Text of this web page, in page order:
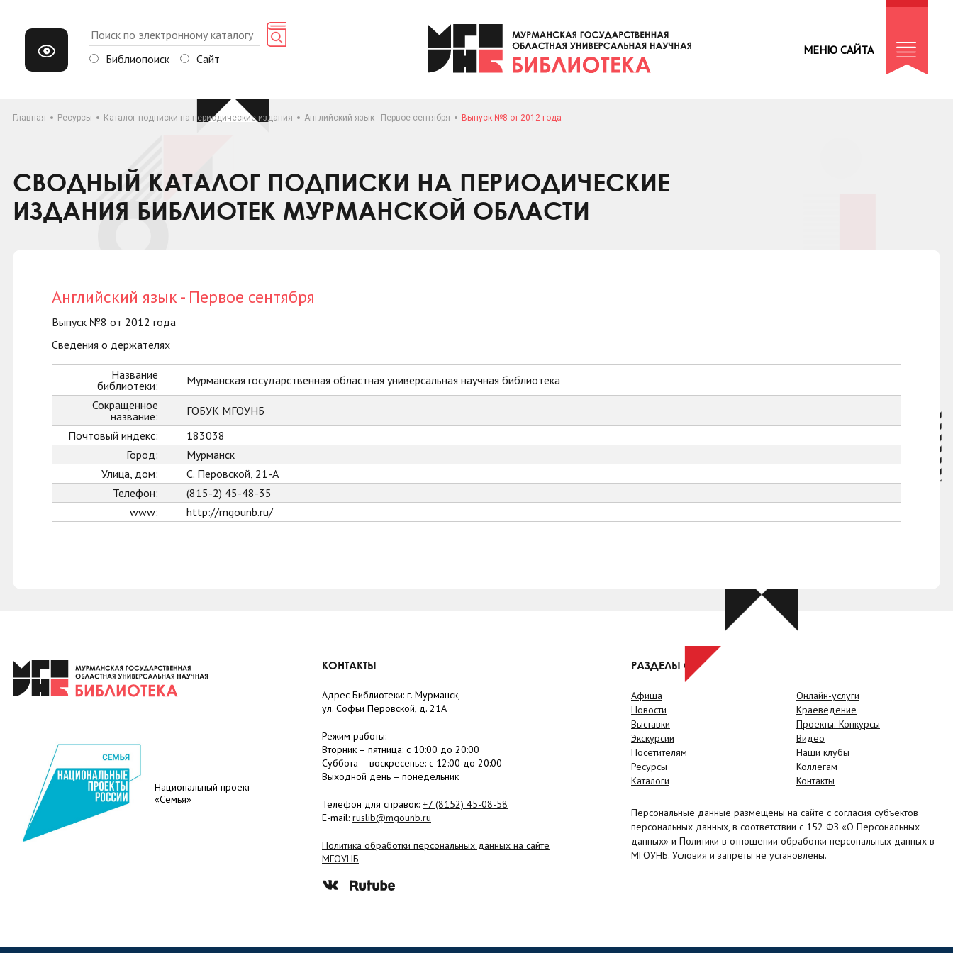
Библиопоиск Сайт
МЕНЮ САЙТА
Главная Ресурсы Каталог подписки на периодические издания Английский язык - Первое сентября Выпуск №8 от 2012 года
СВОДНЫЙ КАТАЛОГ ПОДПИСКИ НА ПЕРИОДИЧЕСКИЕ
ИЗДАНИЯ БИБЛИОТЕК МУРМАНСКОЙ ОБЛАСТИ
Английский язык - Первое сентября
Выпуск №8 от 2012 года
Сведения о держателях
Название
библиотеки:
Мурманская государственная областная универсальная научная библиотека
Сокращенное
название:
ГОБУК МГОУНБ
Почтовый индекс:
183038
Город:
Мурманск
Улица, дом:
С. Перовской, 21-А
Телефон:
(815-2) 45-48-35
www:
http://mgounb.ru/
Национальный проект
«Семья»
КОНТАКТЫ
Адрес Библиотеки: г. Мурманск,
ул. Софьи Перовской, д. 21А
Режим работы:
Вторник – пятница: с 10:00 до 20:00
Суббота – воскресенье: c 12:00 до 20:00
Выходной день – понедельник
Телефон для справок: +7 (8152) 45-08-58
E-mail: ruslib@mgounb.ru
Политика обработки персональных данных на сайте
МГОУНБ
РАЗДЕЛЫ САЙТА
Афиша
Новости
Выставки
Экскурсии
Посетителям
Ресурсы
Каталоги
Онлайн-услуги
Краеведение
Проекты. Конкурсы
Видео
Наши клубы
Коллегам
Контакты
Персональные данные размещены на сайте с согласия субъектов
персональных данных, в соответствии с 152 ФЗ «О Персональных
данных» и Политики в отношении обработки персональных данных в
МГОУНБ. Условия и запреты не установлены.